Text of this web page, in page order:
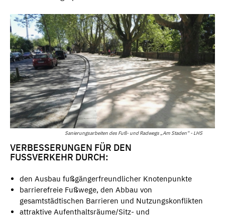
Sanierungsarbeiten des Fuß- und Radwegs „Am Staden“ - LHS
VERBESSERUNGEN FÜR DEN
FUSSVERKEHR DURCH:
den Ausbau fußgängerfreundlicher Knotenpunkte
barrierefreie Fußwege, den Abbau von
gesamtstädtischen Barrieren und Nutzungskonflikten
attraktive Aufenthaltsräume/Sitz- und